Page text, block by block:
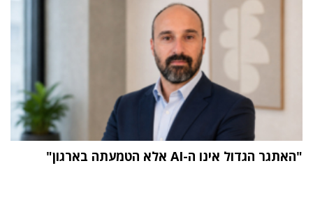
"האתגר הגדול אינו ה-AI אלא הטמעתה בארגון"